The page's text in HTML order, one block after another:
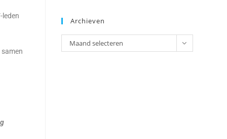
leden
Archieven
Maand selecteren